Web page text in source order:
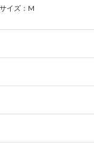
イズ：M